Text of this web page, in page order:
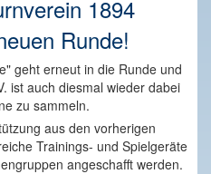
1894
Runde!
geht erneut in die Runde und
ist auch diesmal wieder dabei
zu sammeln.
aus den vorherigen
Trainings- und Spielgeräte
angeschafft werden.